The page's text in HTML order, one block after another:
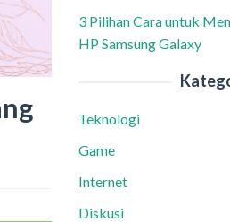
3 Pilihan Cara untuk
HP Samsung Galaxy
Teknologi
Game
Internet
Diskusi